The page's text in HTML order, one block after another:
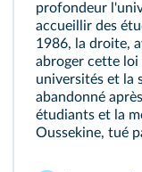
profondeur
accueillir des
1986, la droite,
abroger cette loi
universités et la
abandonné
étudiants et la
Oussekine, tué